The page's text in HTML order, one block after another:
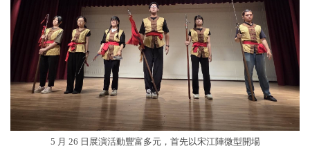
5 月 26 日展演活動豐富多元，首先以宋江陣微型開場